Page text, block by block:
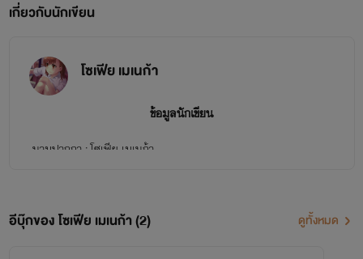
เกี่ยวกับนักเขียน
โซเฟีย เมเนก้า
ข้อมูลนักเขียน
นามปากกา : โซเฟีย เมเนก้า
ปล. ขอขอบคุณทุกยอดวิว, ยอดLike, ยอดสนับสนุน นะคะ ขอบคุณ
อีบุ๊กของ โซเฟีย เมเนก้า (2) ดูทั้งหมด